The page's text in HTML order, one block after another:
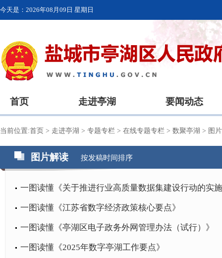
今天是： 2026年08月09日 星期日
首页 走进亭湖 要闻动态
当前位置:首页 > 走进亭湖 > 专题专栏 > 在线专题专栏 > 数聚亭湖 > 图
图片解读 按发稿时间排序
一图读懂《关于推进行业高质量数据集建设行动的实
一图读懂《江苏省数字经济政策核心要点》
一图读懂《亭湖区电子政务外网管理办法（试行）》
一图读懂《2025年数字亭湖工作要点》